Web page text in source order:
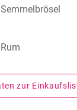
Semmelbrösel
Rum
zur